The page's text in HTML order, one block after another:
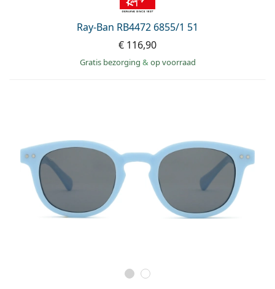
Ray-Ban RB4472 6855/1 51
€ 116,90
Gratis bezorging & op voorraad